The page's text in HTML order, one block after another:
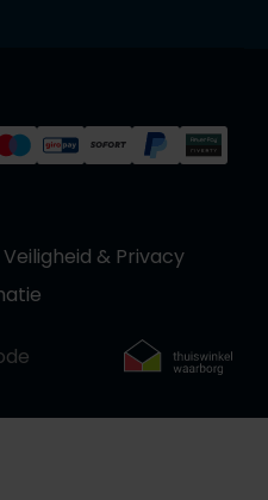
Veiligheid & Privacy